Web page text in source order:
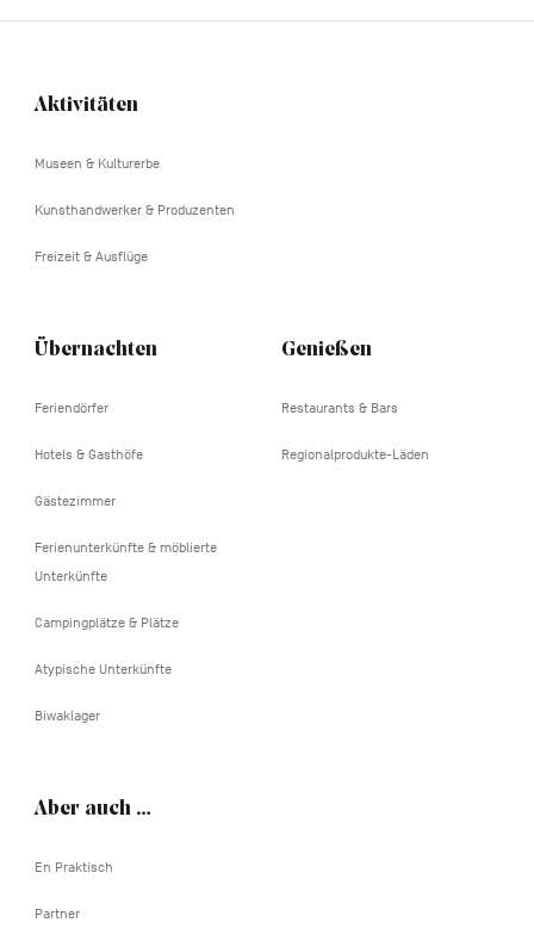
Navigation
Aktivitäten
Museen & Kulturerbe
Kunsthandwerker & Produzenten
Freizeit & Ausflüge
Übernachten
Feriendörfer
Hotels & Gasthöfe
Gästezimmer
Ferienunterkünfte & möblierte
Unterkünfte
Campingplätze & Plätze
Atypische Unterkünfte
Biwaklager
Genießen
Restaurants & Bars
Regionalprodukte-Läden
Aber auch …
En Praktisch
Partner